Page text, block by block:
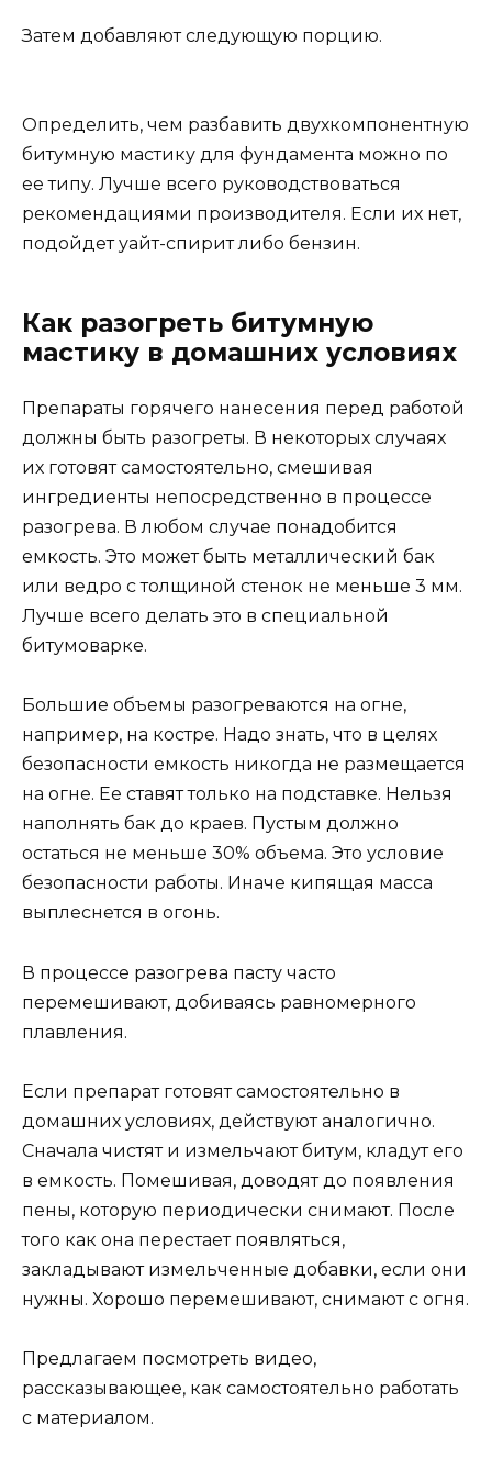
Затем добавляют следующую порцию.
Определить, чем разбавить двухкомпонентную
битумную мастику для фундамента можно по
ее типу. Лучше всего руководствоваться
рекомендациями производителя. Если их нет,
подойдет уайт-спирит либо бензин.
Как разогреть битумную
мастику в домашних условиях
Препараты горячего нанесения перед работой
должны быть разогреты. В некоторых случаях
их готовят самостоятельно, смешивая
ингредиенты непосредственно в процессе
разогрева. В любом случае понадобится
емкость. Это может быть металлический бак
или ведро с толщиной стенок не меньше 3 мм.
Лучше всего делать это в специальной
битумоварке.
Большие объемы разогреваются на огне,
например, на костре. Надо знать, что в целях
безопасности емкость никогда не размещается
на огне. Ее ставят только на подставке. Нельзя
наполнять бак до краев. Пустым должно
остаться не меньше 30% объема. Это условие
безопасности работы. Иначе кипящая масса
выплеснется в огонь.
В процессе разогрева пасту часто
перемешивают, добиваясь равномерного
плавления.
Если препарат готовят самостоятельно в
домашних условиях, действуют аналогично.
Сначала чистят и измельчают битум, кладут его
в емкость. Помешивая, доводят до появления
пены, которую периодически снимают. После
того как она перестает появляться,
закладывают измельченные добавки, если они
нужны. Хорошо перемешивают, снимают с огня.
Предлагаем посмотреть видео,
рассказывающее, как самостоятельно работать
с материалом.